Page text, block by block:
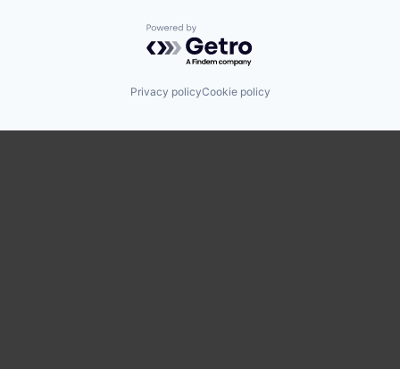
Powered by Getro.com
Privacy policyCookie policy